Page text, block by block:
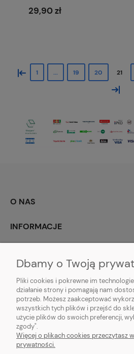
29,90 zł
« 1 ... 19 20 21
»
O NAS
INFORMACJE
POMOC
Hurtownia kosmetyczna Zby-Mal | ul.
Wlkp. | NIP: 5992806699 | Tel.698
Dbamy o Twoją
Pliki cookies i pokrewne im
działanie strony i pomagają nam
potrzeb. Możesz zaakceptować
wszystkich tych plików i przejść do
użycie plików do swoich preferencji,
zgody".
Więcej o plikach cookies przeczytasz
prywatności.